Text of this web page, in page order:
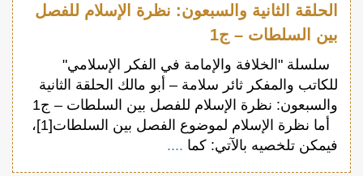
الحلقة الثانية والسبعون: نظرة الإسلام للفصل
بين السلطات – ج1
سلسلة "الخلافة والإمامة في الفكر الإسلامي"
للكاتب والمفكر ثائر سلامة – أبو مالك الحلقة الثانية
والسبعون: نظرة الإسلام للفصل بين السلطات – ج1
أما نظرة الإسلام لموضوع الفصل بين السلطات[1]،
فيمكن تلخصيه بالآتي: كما ....